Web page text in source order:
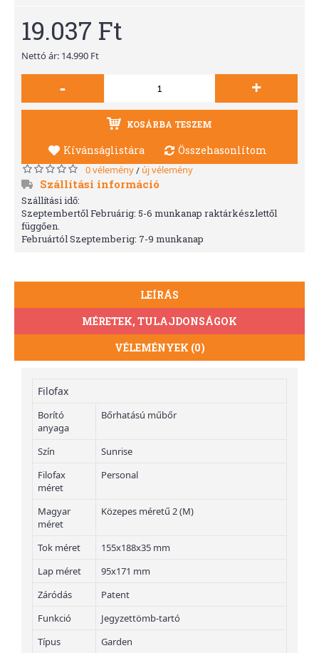
19.037 Ft
Nettó ár: 14.990 Ft
- +
KOSÁRBA TESZEM
Kívánságlistára Összehasonlítom
0 vélemény/ új vélemény
Szállítási információ
Szállítási idő:
Szeptembertől Februárig: 5-6 munkanap raktárkészlettől
függően.
Februártól Szeptemberig: 7-9 munkanap
LEÍRÁS
MÉRETEK, TULAJDONSÁGOK
VÉLEMÉNYEK (0)
Filofax
Borító
anyaga
Bőrhatású műbőr
Szín
Sunrise
Filofax
méret
Personal
Magyar
méret
Közepes méretű 2 (M)
Tok méret
155x188x35 mm
Lap méret
95x171 mm
Záródás
Patent
Funkció
Jegyzettömb-tartó
Típus
Garden